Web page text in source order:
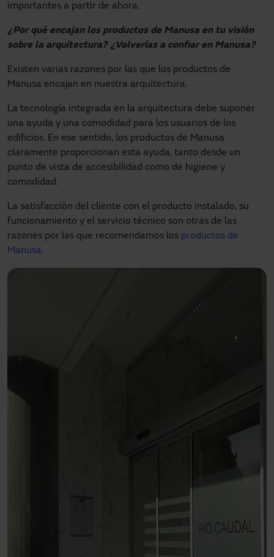
importantes a partir de ahora.
¿Por qué encajan los productos de Manusa en tu visión
sobre la arquitectura? ¿Volverías a confiar en Manusa?
Existen varias razones por las que los productos de
Manusa encajan en nuestra arquitectura.
La tecnología integrada en la arquitectura debe suponer
una ayuda y una comodidad para los usuarios de los
edificios. En ese sentido, los productos de Manusa
claramente proporcionan esta ayuda, tanto desde un
punto de vista de accesibilidad como de higiene y
comodidad.
La satisfacción del cliente con el producto instalado, su
funcionamiento y el servicio técnico son otras de las
razones por las que recomendamos los productos de
Manusa.